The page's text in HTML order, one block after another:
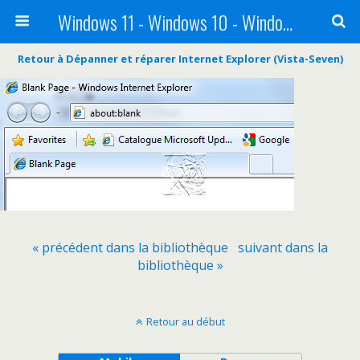
Windows 11 - Windows 10 - Windows 8 - Windows 7 - VISTA
Retour à Dépanner et réparer Internet Explorer (Vista-Seven)
« précédent dans la bibliothèque suivant dans la
bibliothèque »
Retour au début